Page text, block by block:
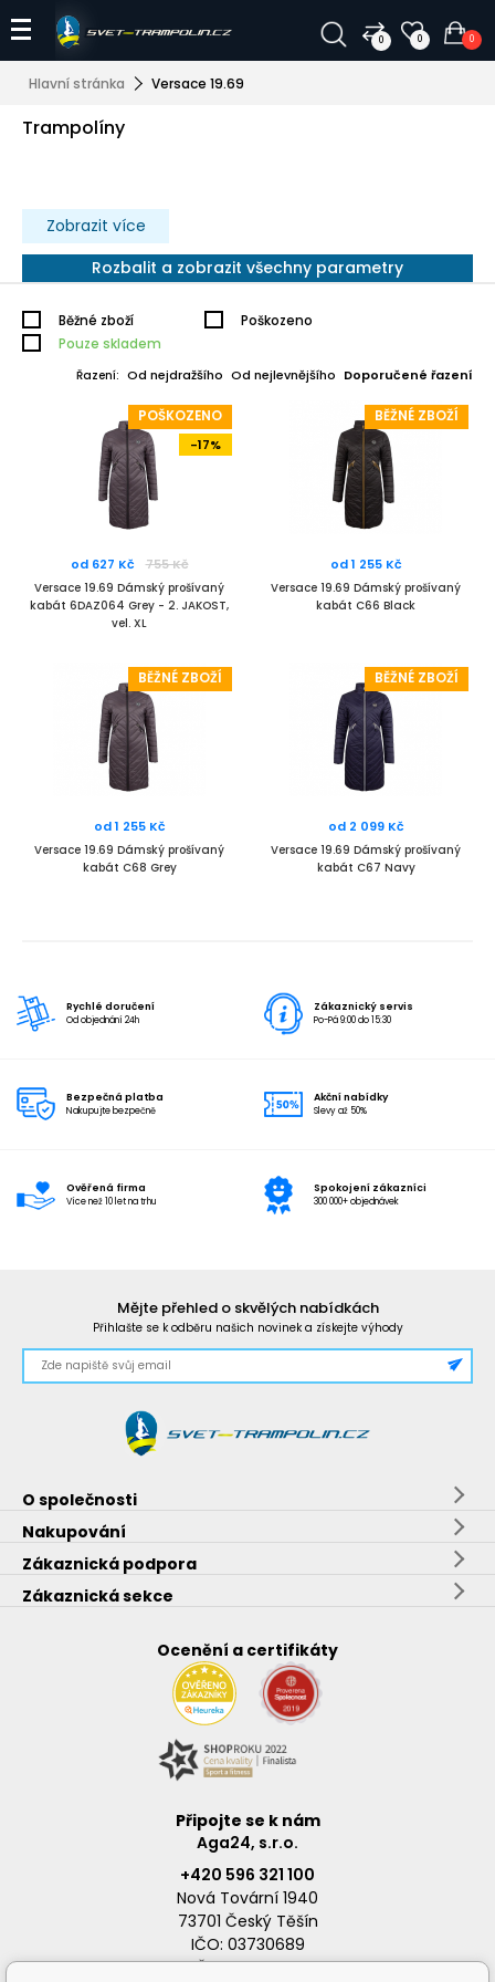
0 0 0
Hlavní stránka Versace 19.69
Trampolíny
Zobrazit více
Rozbalit a zobrazit všechny parametry
Běžné zboží
Poškozeno
Pouze skladem
Řazení: Od nejdražšího Od nejlevnějšího Doporučené řazení
POŠKOZENO
-17%
od627 Kč 755 Kč
Versace 19.69 Dámský prošívaný
kabát 6DAZ064 Grey - 2. JAKOST,
vel. XL
BĚŽNÉ ZBOŽÍ
od1 255 Kč
Versace 19.69 Dámský prošívaný
kabát C66 Black
BĚŽNÉ ZBOŽÍ
od1 255 Kč
Versace 19.69 Dámský prošívaný
kabát C68 Grey
BĚŽNÉ ZBOŽÍ
od2 099 Kč
Versace 19.69 Dámský prošívaný
kabát C67 Navy
Rychlé doručení
Od objednání 24h
Zákaznický servis
Po-Pá 9:00 do 15:30
Bezpečná platba
Nakupujte bezpečně
Akční nabídky
Slevy až 50%
Ověřená firma
Více než 10 let na trhu
Spokojení zákazníci
300 000+ objednávek
Mějte přehled o skvělých nabídkách
Přihlašte se k odběru našich novinek a získejte výhody
O společnosti
Nakupování
Zákaznická podpora
Zákaznická sekce
Ocenění a certifikáty
Připojte se k nám
Aga24, s.r.o.
+420 596 321 100
Nová Tovární 1940
73701 Český Těšín
IČO: 03730689
DIČ: CZ03730689